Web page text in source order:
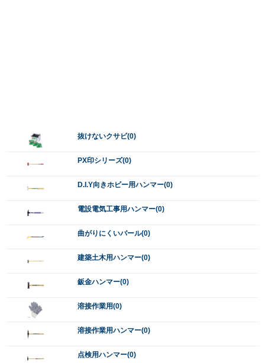
抜けないクサビ(0)
PX印シリーズ(0)
D.I.Y向きホビー用ハンマー(0)
電設電気工事用ハンマー(0)
曲がりにくいバール(0)
建築土木用ハンマー(0)
鈑金ハンマー(0)
溶接作業用(0)
溶接作業用ハンマー(0)
点検用ハンマー(0)